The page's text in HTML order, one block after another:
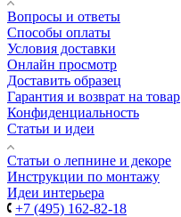
Вопросы и ответы
Способы оплаты
Условия доставки
Онлайн просмотр
Доставить образец
Гарантия и возврат на товар
Конфиденциальность
Статьи и идеи
Cтатьи о лепнине и декоре
Инструкции по монтажу
Идеи интерьера
+7 (495) 162-82-18